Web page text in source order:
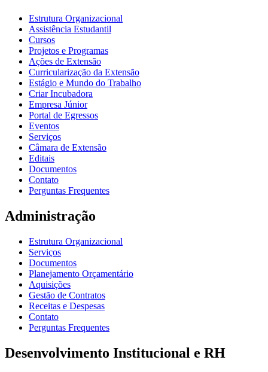
Estrutura Organizacional
Assistência Estudantil
Cursos
Projetos e Programas
Ações de Extensão
Curricularização da Extensão
Estágio e Mundo do Trabalho
Criar Incubadora
Empresa Júnior
Portal de Egressos
Eventos
Serviços
Câmara de Extensão
Editais
Documentos
Contato
Perguntas Frequentes
Administração
Estrutura Organizacional
Serviços
Documentos
Planejamento Orçamentário
Aquisições
Gestão de Contratos
Receitas e Despesas
Contato
Perguntas Frequentes
Desenvolvimento Institucional e RH